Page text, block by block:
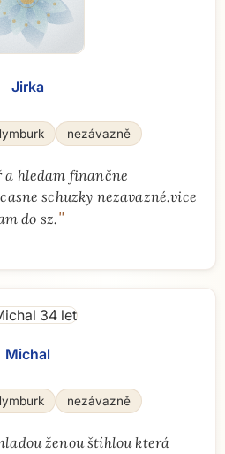
Jirka
nezávazně
a hledam finančne
schuzky nezavazné.vice
do sz."
Michal
nezávazně
ženou štíhlou která